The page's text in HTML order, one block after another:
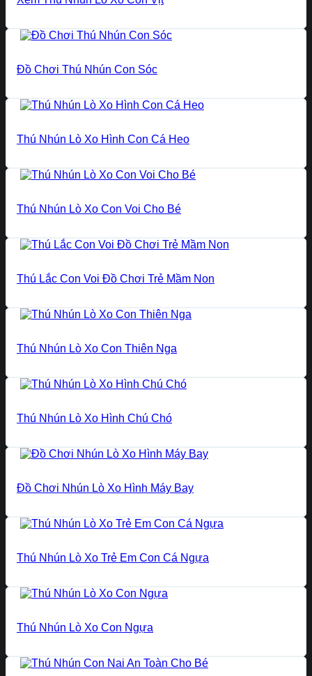
Đồ Chơi Thú Nhún Con Sóc
Thú Nhún Lò Xo Hình Con Cá Heo
Thú Nhún Lò Xo Con Voi Cho Bé
Thú Lắc Con Voi Đồ Chơi Trẻ Mầm Non
Thú Nhún Lò Xo Con Thiên Nga
Thú Nhún Lò Xo Hình Chú Chó
Đồ Chơi Nhún Lò Xo Hình Máy Bay
Thú Nhún Lò Xo Trẻ Em Con Cá Ngựa
Thú Nhún Lò Xo Con Ngựa